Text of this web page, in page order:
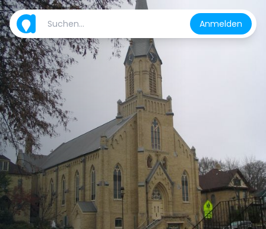
Anmelden